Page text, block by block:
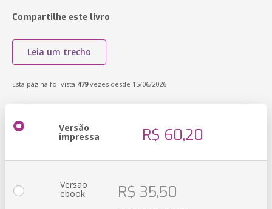
Compartilhe este livro
Leia um trecho
Esta página foi vista 479vezes desde 15/06/2026
Versão
impressa R$ 60,20
Versão
ebook R$ 35,50